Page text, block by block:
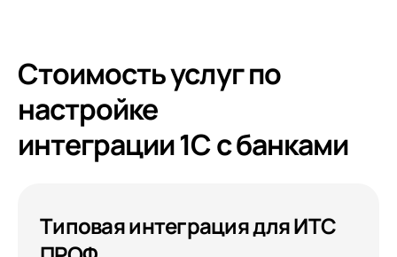
Стоимость услуг по
настройке
интеграции 1С с банками
Типовая интеграция для ИТС